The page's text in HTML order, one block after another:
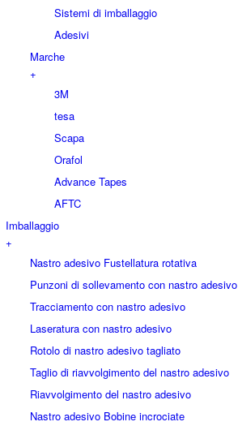
Sistemi di imballaggio
Adesivi
Marche
+
3M
tesa
Scapa
Orafol
Advance Tapes
AFTC
Imballaggio
+
Nastro adesivo Fustellatura rotativa
Punzoni di sollevamento con nastro adesivo
Tracciamento con nastro adesivo
Laseratura con nastro adesivo
Rotolo di nastro adesivo tagliato
Taglio di riavvolgimento del nastro adesivo
Riavvolgimento del nastro adesivo
Nastro adesivo Bobine incrociate